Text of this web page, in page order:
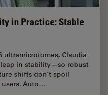
in Practice: Stable
ultramicrotomes, Claudia
leap in stability—so robust
shifts don’t spoil
Auto…